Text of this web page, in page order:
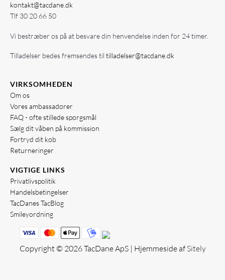
kontakt@tacdane.dk
Tlf 30 20 66 50
Vi bestræber os på at besvare din henvendelse inden for 24 timer.
Tilladelser bedes fremsendes til tilladelser@tacdane.dk
VIRKSOMHEDEN
Om os
Vores ambassadører
FAQ - ofte stillede spørgsmål
Sælg dit våben på kommission
Fortryd dit køb
Returneringer
VIGTIGE LINKS
Privatlivspolitik
Handelsbetingelser
TacDanes TacBlog
Smileyordning
Copyright © 2026 TacDane ApS | Hjemmeside af Sitely